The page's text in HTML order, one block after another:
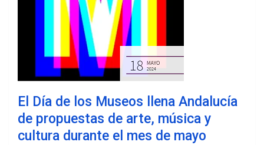
El Día de los Museos llena Andalucía
de propuestas de arte, música y
cultura durante el mes de mayo